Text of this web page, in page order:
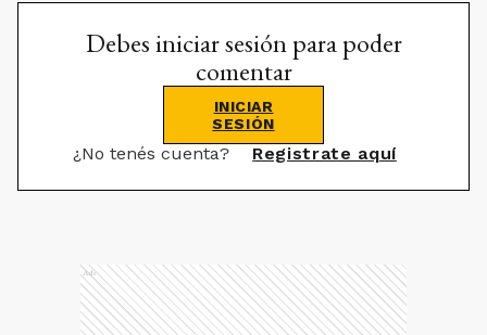
Debes iniciar sesión para poder
comentar
INICIAR
SESIÓN
¿No tenés cuenta? Registrate aquí
Ads